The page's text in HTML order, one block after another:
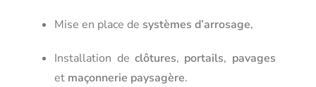
Mise en place de systèmes d’arrosage,
Installation de clôtures, portails, pavages
et maçonnerie paysagère.